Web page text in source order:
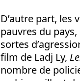
D’autre part,
pauvres du
sortes
film de Ladj Ly,
nombre de